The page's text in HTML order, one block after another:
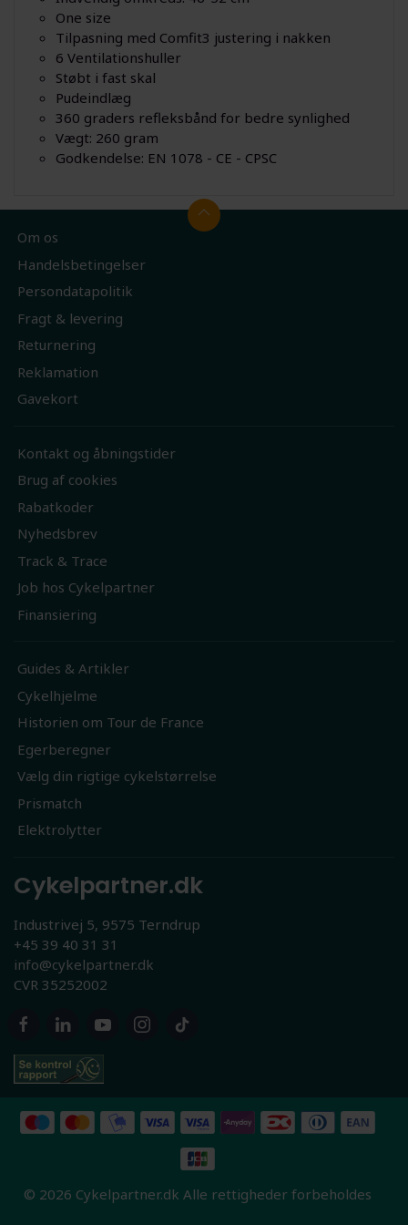
One size
Tilpasning med Comfit3 justering i nakken
6 Ventilationshuller
Støbt i fast skal
Pudeindlæg
360 graders refleksbånd for bedre synlighed
Vægt: 260 gram
Godkendelse: EN 1078 - CE - CPSC
Om os
Handelsbetingelser
Persondatapolitik
Fragt & levering
Returnering
Reklamation
Gavekort
Kontakt og åbningstider
Brug af cookies
Rabatkoder
Nyhedsbrev
Track & Trace
Job hos Cykelpartner
Finansiering
Guides & Artikler
Cykelhjelme
Historien om Tour de France
Egerberegner
Vælg din rigtige cykelstørrelse
Prismatch
Elektrolytter
Cykelpartner.dk
Industrivej 5, 9575 Terndrup
+45 39 40 31 31
info@cykelpartner.dk
CVR 35252002
© 2026 Cykelpartner.dk Alle rettigheder forbeholdes